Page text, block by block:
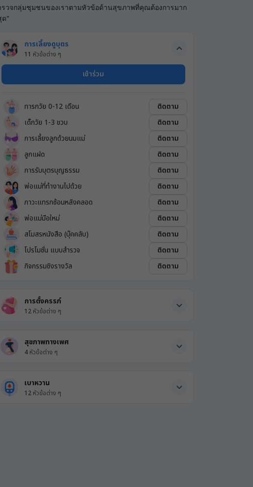
รวจกลุ่มชุมชนของเราตามหัวข้อด้านสุขภาพที่คุณต้องการมาก
ด"
การเลี้ยงดูบุตร
11 หัวข้อต่าง ๆ
เข้าร่วม
ทารกวัย 0-12 เดือน
ติดตาม
เด็กวัย 1-3 ขวบ
ติดตาม
การเลี้ยงลูกด้วยนมแม่
ติดตาม
ลูกแฝด
ติดตาม
การรับบุตรบุญธรรม
ติดตาม
พ่อแม่ที่ทำงานไปด้วย
ติดตาม
ภาวะแทรกซ้อนหลังคลอด
ติดตาม
พ่อแม่มือใหม่
ติดตาม
สโมสรหนังสือ (บุ๊คคลับ)
ติดตาม
โปรโมชั่น แบบสำรวจ
ติดตาม
กิจกรรมชิงรางวัล
ติดตาม
การตั้งครรภ์
12 หัวข้อต่าง ๆ
สุขภาพทางเพศ
4 หัวข้อต่าง ๆ
เบาหวาน
12 หัวข้อต่าง ๆ